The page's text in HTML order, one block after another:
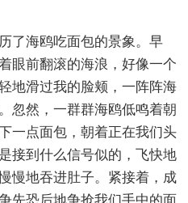
了海鸥吃面包的景象。早
眼前翻滚的海浪，好像一个
地滑过我的脸颊，一阵阵海
忽然，一群群海鸥低鸣着朝
一点面包，朝着正在我们头
接到什么信号似的，飞快地
慢地吞进肚子。紧接着，成
先恐后地争抢我们手中的面